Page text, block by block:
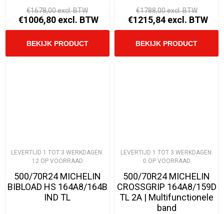
€1678,00 excl. BTW
€1006,80 excl. BTW
€1788,00 excl. BTW
€1215,84 excl. BTW
LEVERTIJD 1 TOT 3 WERKDAGEN.
12 OP VOORRAAD
500/70R24 MICHELIN
BIBLOAD HS 164A8/164B
IND TL
LEVERTIJD 1 TOT 3 WERKDAGEN.
0 OP VOORRAAD
500/70R24 MICHELIN
CROSSGRIP 164A8/159D
TL 2A | Multifunctionele
band